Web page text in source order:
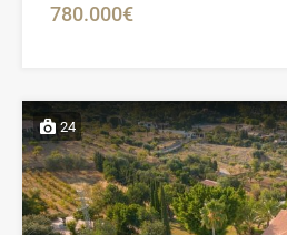
780.000€
24